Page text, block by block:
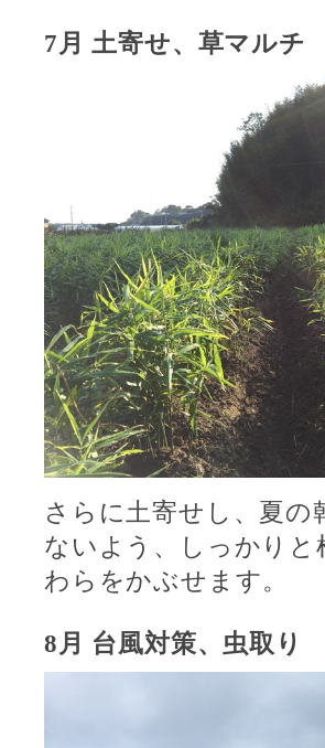
7 月 土寄せ、草マルチ
さらに土寄せし、夏の
ないよう、しっかりと
わらをかぶせます。
8 月 台風対策、虫取り